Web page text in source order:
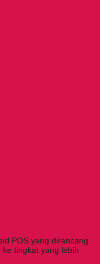
POS yang dirancang
tingkat yang lebih